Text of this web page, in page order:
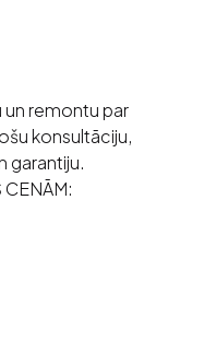
remontu par
konsultāciju,
garantiju.